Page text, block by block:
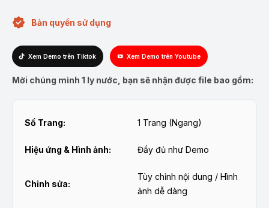
Bản quyền sử dụng
Xem Demo trên Tiktok Xem Demo trên Youtube
Mời chúng mình 1 ly nước, bạn sẽ nhận được file bao gồm:
Số Trang: 1 Trang (Ngang)
Hiệu ứng & Hình ảnh: Đầy đủ như Demo
Chỉnh sửa:
Tùy chỉnh nội dung / Hình
ảnh dễ dàng